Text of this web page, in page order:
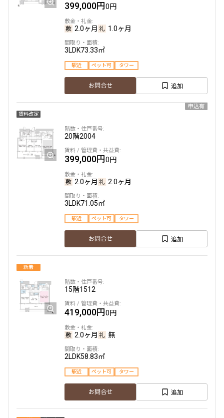
399,000円0円
2.0ヶ月 1.0ヶ月
3LDK73.33㎡
駅近 ペット可 タワー
お問合せ 追加
賃料改定
申込有
20階2004
399,000円0円
2.0ヶ月 2.0ヶ月
3LDK71.05㎡
駅近 ペット可 タワー
お問合せ 追加
新着
15階1512
419,000円0円
2.0ヶ月 無
2LDK58.83㎡
駅近 ペット可 タワー
お問合せ 追加